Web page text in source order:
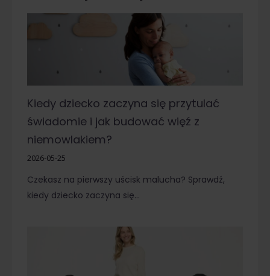
Kiedy dziecko zaczyna się przytulać
świadomie i jak budować więź z
niemowlakiem?
2026-05-25
Czekasz na pierwszy uścisk malucha? Sprawdź,
kiedy dziecko zaczyna się…